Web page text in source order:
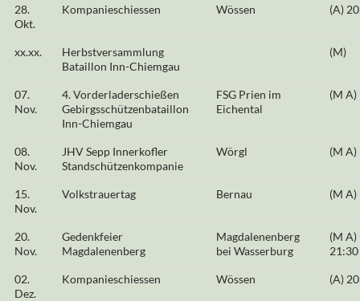
28.
Okt.
Kompanieschiessen Wössen (A)
xx.xx.
Herbstversammlung
Bataillon Inn-Chiemgau
(M)
07.
Nov.
4. Vorderladerschießen
Gebirgsschützenbataillon
Inn-Chiemgau
FSG Prien im
Eichental
(M A)
08.
Nov.
JHV Sepp Innerkofler
Standschützenkompanie
Wörgl (M A)
15.
Nov.
Volkstrauertag Bernau (M A)
20.
Nov.
Gedenkfeier
Magdalenenberg
Magdalenenberg
bei Wasserburg
(M
21:30
02.
Dez.
Kompanieschiessen Wössen (A)